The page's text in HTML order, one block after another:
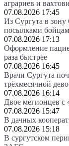
аграриев и
07.08.2026 17:45
Из Сургута в
посылками бойцам
07.08.2026 17:13
Оформление
раза быстрее
07.08.2026 16:45
Врачи Сургута
трёхмесячной
07.08.2026 16:14
Двое мегионцев с
07.08.2026 15:47
В дачных
07.08.2026 15:18
В сургутском